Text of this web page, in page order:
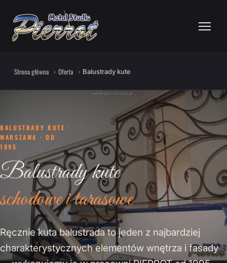
Strona główna Oferta Balustrady kute
BALUSTRADY KUTE ·
WARSZAWA · OD
1995
Balustrady kute
schodowe i tarasowe
Ręcznie kuta balustrada to jeden z najbardziej
charakterystycznych elementów wnętrza i fasady